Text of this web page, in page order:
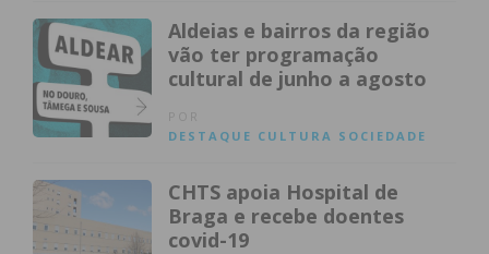
Aldeias e bairros da região
vão ter programação
cultural de junho a agosto
DESTAQUE CULTURA SOCIEDADE
CHTS apoia Hospital de
Braga e recebe doentes
covid-19